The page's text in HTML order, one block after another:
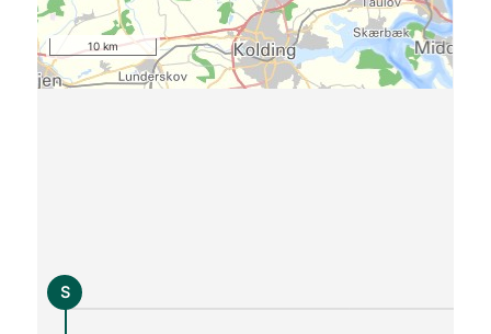
10 km
S